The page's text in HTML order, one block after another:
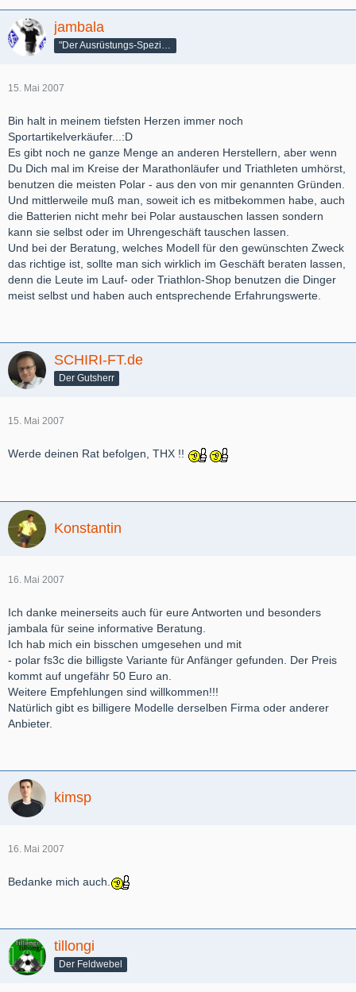
jambala
"Der Ausrüstungs-Spezialist"
15. Mai 2007
Bin halt in meinem tiefsten Herzen immer noch
Sportartikelverkäufer...:D
Es gibt noch ne ganze Menge an anderen Herstellern, aber wenn
Du Dich mal im Kreise der Marathonläufer und Triathleten umhörst,
benutzen die meisten Polar - aus den von mir genannten Gründen.
Und mittlerweile muß man, soweit ich es mitbekommen habe, auch
die Batterien nicht mehr bei Polar austauschen lassen sondern
kann sie selbst oder im Uhrengeschäft tauschen lassen.
Und bei der Beratung, welches Modell für den gewünschten Zweck
das richtige ist, sollte man sich wirklich im Geschäft beraten lassen,
denn die Leute im Lauf- oder Triathlon-Shop benutzen die Dinger
meist selbst und haben auch entsprechende Erfahrungswerte.
SCHIRI-FT.de
Der Gutsherr
15. Mai 2007
Werde deinen Rat befolgen, THX !!
Konstantin
16. Mai 2007
Ich danke meinerseits auch für eure Antworten und besonders
jambala für seine informative Beratung.
Ich hab mich ein bisschen umgesehen und mit
- polar fs3c die billigste Variante für Anfänger gefunden. Der Preis
kommt auf ungefähr 50 Euro an.
Weitere Empfehlungen sind willkommen!!!
Natürlich gibt es billigere Modelle derselben Firma oder anderer
Anbieter.
kimsp
16. Mai 2007
Bedanke mich auch.
tillongi
Der Feldwebel